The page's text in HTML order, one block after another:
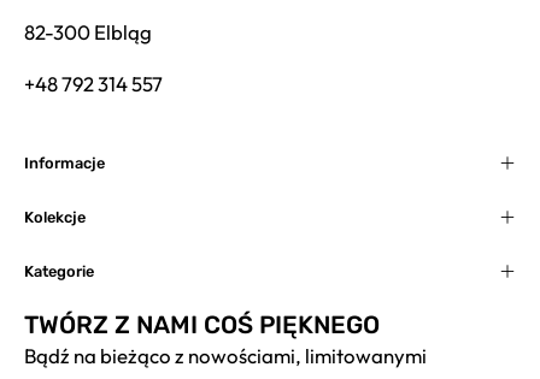
82-300 Elbląg
+48 792 314 557
Informacje
Kolekcje
Kategorie
TWÓRZ Z NAMI COŚ PIĘKNEGO
Bądź na bieżąco z nowościami, limitowanymi